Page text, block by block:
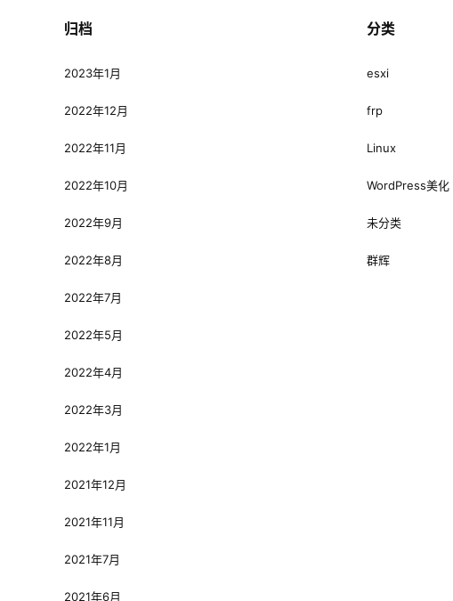
归档
2023年1月
2022年12月
2022年11月
2022年10月
2022年9月
2022年8月
2022年7月
2022年5月
2022年4月
2022年3月
2022年1月
2021年12月
2021年11月
2021年7月
2021年6月
分类
esxi
frp
Linux
WordPress美化
未分类
群辉